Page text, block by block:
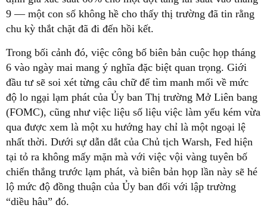
9 — một con số không hề cho thấy thị trường đã tin rằng
chu kỳ thắt chặt đã đi đến hồi kết.
Trong bối cảnh đó, việc công bố biên bản cuộc họp tháng
6 vào ngày mai mang ý nghĩa đặc biệt quan trọng. Giới
đầu tư sẽ soi xét từng câu chữ để tìm manh mối về mức
độ lo ngại lạm phát của Ủy ban Thị trường Mở Liên bang
(FOMC), cũng như việc liệu số liệu việc làm yếu kém vừa
qua được xem là một xu hướng hay chỉ là một ngoại lệ
nhất thời. Dưới sự dẫn dắt của Chủ tịch Warsh, Fed hiện
tại tỏ ra không mấy mặn mà với việc vội vàng tuyên bố
chiến thắng trước lạm phát, và biên bản họp lần này sẽ hé
lộ mức độ đồng thuận của Ủy ban đối với lập trường
“diều hâu” đó.